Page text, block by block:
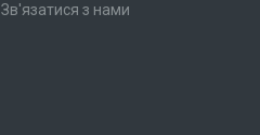
Зв'язатися з нами